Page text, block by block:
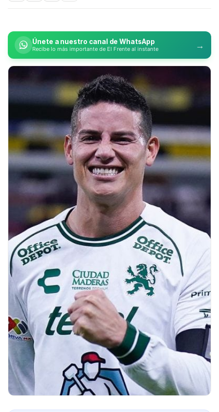
Únete a nuestro canal de WhatsApp
Recibe lo más importante de El Frente al instante →